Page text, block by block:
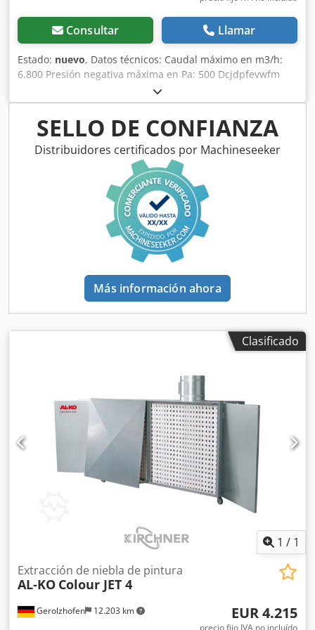
Consultar Llamar
Estado: nuevo, Datos técnicos: Caudal máximo en m3/h:
6.800 Presión negativa máxima en Pa: 500 Dcjdpfevwfm
Sex Al Sjk Potencia nominal del motor: 0,75/2,1 kW ex (apto
para instalación en Zona 2 según ATEX) Área de filtrado en
m2: 2 Dimensiones (An x Pr x Al) en mm: 2.971 x 1.405 x
1.131 Diámetro de conexión: 300 mm Interruptor: 2 etapas
Cable de 5 m con enchufe y válvula de mariposa
SELLO DE CONFIANZA
Distribuidores certificados por Machineseeker
Más información ahora
Clasificado
1 / 1
Gerolzhofen 12.203 km
Extracción de niebla de pintura
AL-KO Colour JET 4
EUR 4.215
precio fijo IVA no incluído